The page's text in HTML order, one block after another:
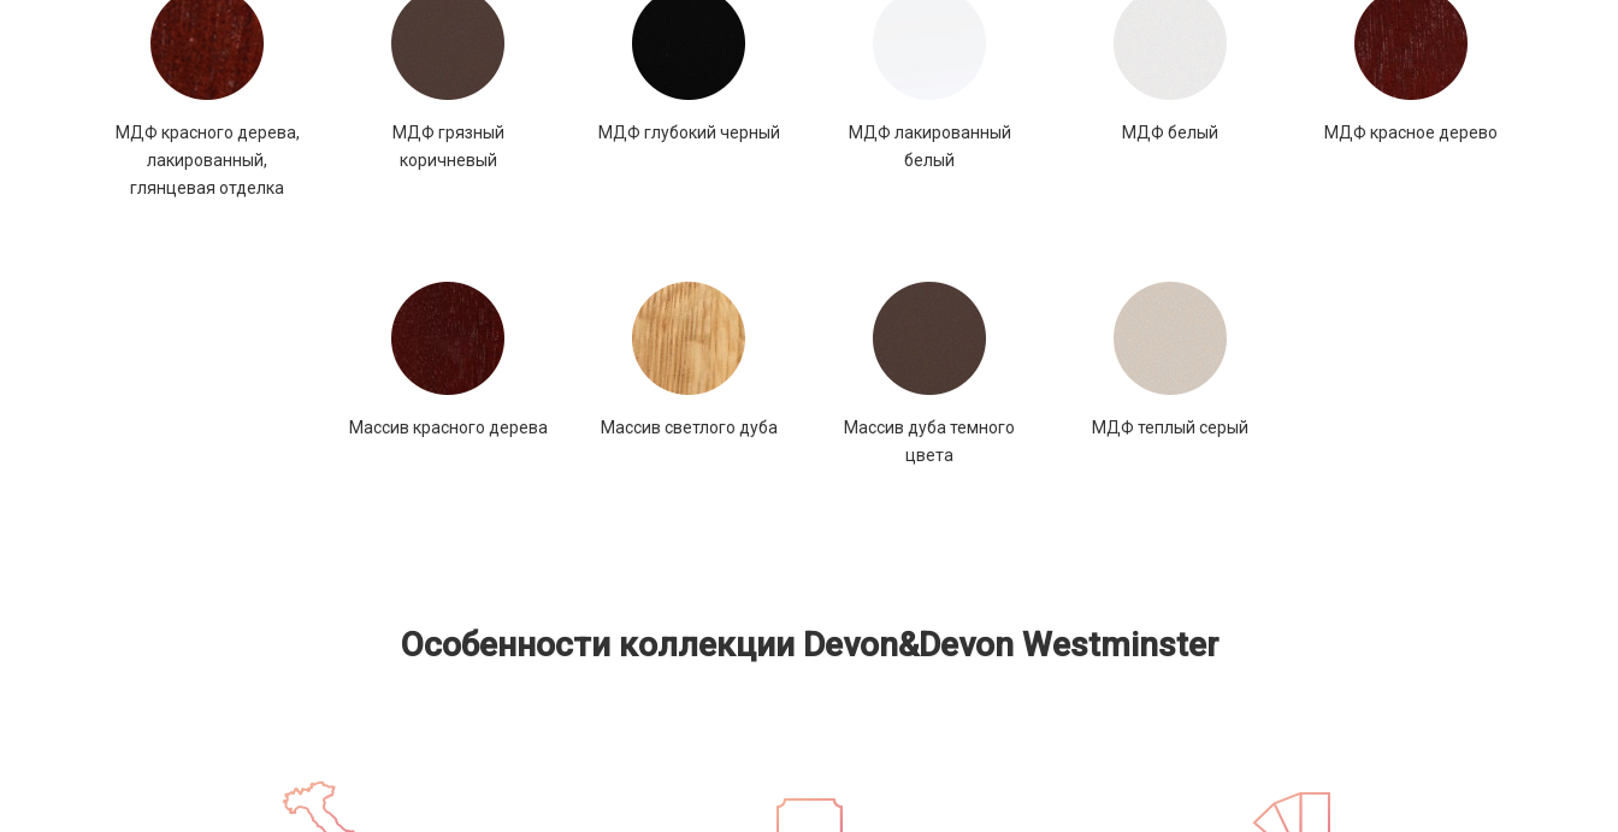
МДФ красного дерева,
лакированный,
глянцевая отделка
МДФ грязный
коричневый
МДФ глубокий черный
МДФ лакированный
белый
МДФ белый МДФ красное дерево
Массив красного дерева Массив светлого дуба
Массив дуба темного
цвета
МДФ теплый серый
Особенности коллекции Devon&Devon Westminster